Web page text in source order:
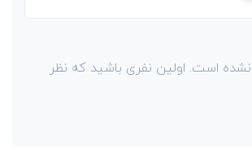
است. اولین نفری باشید که نظر